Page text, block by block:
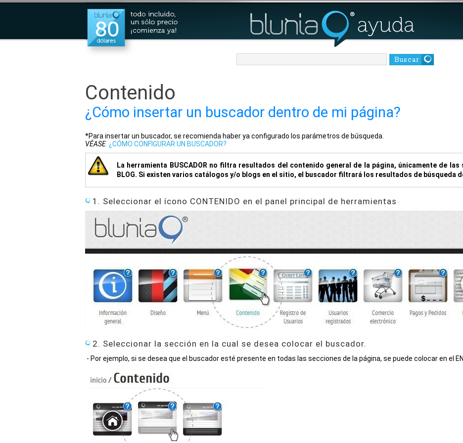
Buscar
Contenido
¿Cómo insertar un buscador dentro de mi página?
*Para insertar un buscador, se recomienda haber ya configurado los parámetros de búsqueda.
VÉASE ¿CÓMO CONFIGURAR UN BUSCADOR?
La herramienta BUSCADOR no filtra resultados del contenido general de la página, únicamente de las
BLOG. Si existen varios catálogos y/o blogs en el sitio, el buscador filtrará los resultados de búsqueda
1. Seleccionar el ícono CONTENIDO en el panel principal de herramientas
2. Seleccionar la sección en la cual se desea colocar el buscador.
- Por ejemplo, si se desea que el buscador esté presente en todas las secciones de la página, se puede colocar en el